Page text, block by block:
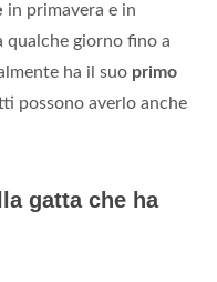
in primavera e in
qualche giorno fino a
ha il suo primo
possono averlo anche
gatta che ha